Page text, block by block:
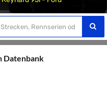
Datenbank